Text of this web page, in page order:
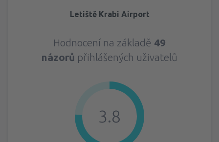
Letiště Krabi Airport
Hodnocení na základě 49
názorů přihlášených uživatelů
3.8